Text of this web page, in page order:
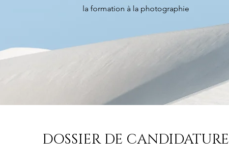
la formation à la photographie
DOSSIER DE CANDIDATURE